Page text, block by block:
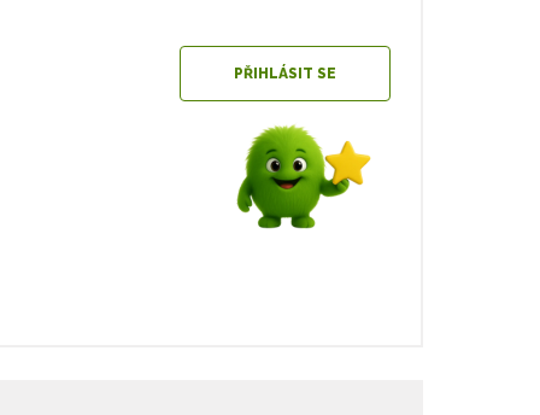
PŘIHLÁSIT SE